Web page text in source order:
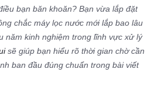
bạn băn khoăn? Bạn vừa lắp đặt
chắc máy lọc nước mới lắp bao lâu
năm kinh nghiệm trong lĩnh vực xử lý
sẽ giúp bạn hiểu rõ thời gian chờ cần
ban đầu đúng chuẩn trong bài viết